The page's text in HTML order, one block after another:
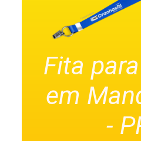
Fita
em
-